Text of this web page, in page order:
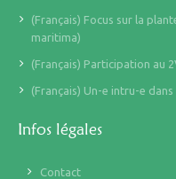
(Français) Focus sur la
maritima)
(Français) Participation au
(Français) Un-e intru-e dans
Infos légales
Contact